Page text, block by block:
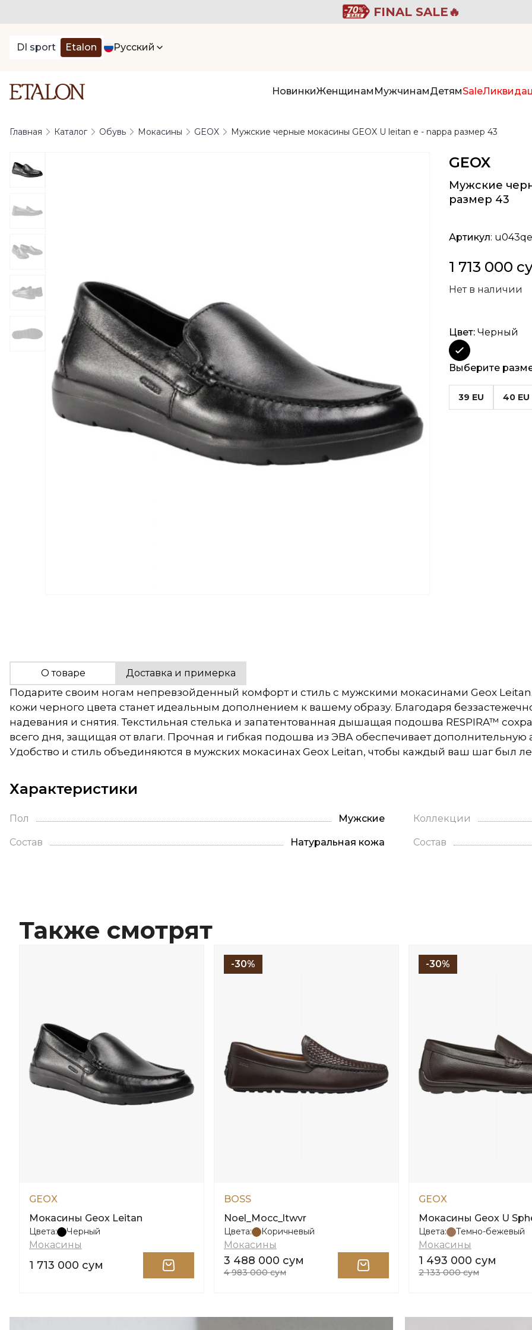
FINAL SALE🔥
DI sport Etalon Русский
НовинкиЖенщинам МужчинамДетямSale
Главная Каталог Обувь Мокасины GEOX Мужские черные мокасины GEOX U leitan e - nappa размер 43
GEOX
Мужские
размер 43
Артикул:
1 713 000
Нет в наличии
Цвет:Черный
Выберите
39 EU 40 EU
О товаре Доставка и примерка
Подарите своим ногам непревзойденный комфорт и стиль с мужскими мокасинами Geox Leitan.
кожи черного цвета станет идеальным дополнением к вашему образу. Благодаря
надевания и снятия. Текстильная стелька и запатентованная дышащая подошва RESPIRA™
всего дня, защищая от влаги. Прочная и гибкая подошва из ЭВА обеспечивает
Удобство и стиль объединяются в мужских мокасинах Geox Leitan, чтобы каждый ваш шаг был
Характеристики
Пол Мужские Коллекции
Состав Натуральная кожа Состав
Также смотрят
GEOX
Мокасины Geox Leitan
Цвета: Черный
Мокасины
1 713 000 сум
-30%
BOSS
Noel_Mocc_ltwvr
Цвета: Коричневый
Мокасины
3 488 000 сум
4 983 000 сум
-30%
GEOX
Мокасины Geox U
Цвета: Темно-бежевый
Мокасины
1 493 000 сум
2 133 000 сум